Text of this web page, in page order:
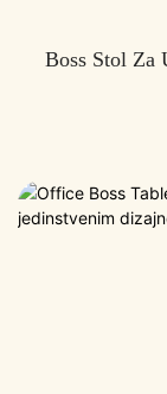
Boss Stol Za